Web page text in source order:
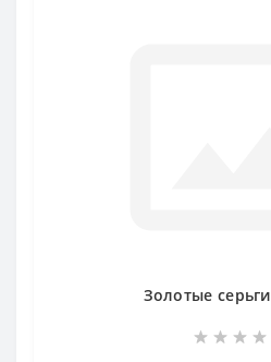
Золотые